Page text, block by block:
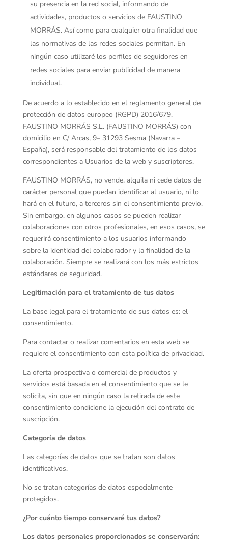
su presencia en la red social, informando de
actividades, productos o servicios de FAUSTINO
MORRÁS. Así como para cualquier otra finalidad que
las normativas de las redes sociales permitan. En
ningún caso utilizaré los perfiles de seguidores en
redes sociales para enviar publicidad de manera
individual.
De acuerdo a lo establecido en el reglamento general de
protección de datos europeo (RGPD) 2016/679,
FAUSTINO MORRÁS S.L. (FAUSTINO MORRÁS) con
domicilio en C/ Arcas, 9– 31293 Sesma (Navarra –
España), será responsable del tratamiento de los datos
correspondientes a Usuarios de la web y suscriptores.
FAUSTINO MORRÁS, no vende, alquila ni cede datos de
carácter personal que puedan identificar al usuario, ni lo
hará en el futuro, a terceros sin el consentimiento previo.
Sin embargo, en algunos casos se pueden realizar
colaboraciones con otros profesionales, en esos casos, se
requerirá consentimiento a los usuarios informando
sobre la identidad del colaborador y la finalidad de la
colaboración. Siempre se realizará con los más estrictos
estándares de seguridad.
Legitimación para el tratamiento de tus datos
La base legal para el tratamiento de sus datos es: el
consentimiento.
Para contactar o realizar comentarios en esta web se
requiere el consentimiento con esta política de privacidad.
La oferta prospectiva o comercial de productos y
servicios está basada en el consentimiento que se le
solicita, sin que en ningún caso la retirada de este
consentimiento condicione la ejecución del contrato de
suscripción.
Categoría de datos
Las categorías de datos que se tratan son datos
identificativos.
No se tratan categorías de datos especialmente
protegidos.
¿Por cuánto tiempo conservaré tus datos?
Los datos personales proporcionados se conservarán: